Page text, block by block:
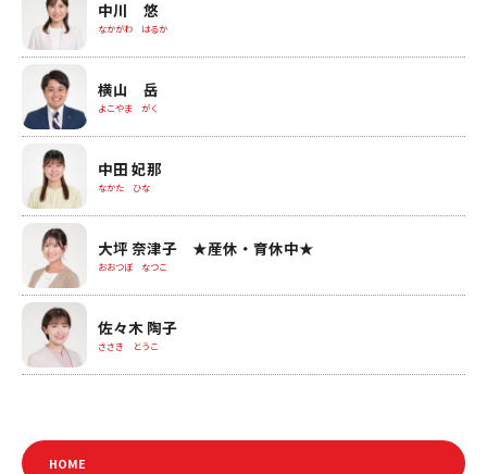
中川 悠
なかがわ はるか
横山 岳
よこやま がく
中田 妃那
なかた ひな
大坪 奈津子 ★産休・育休中★
おおつぼ なつこ
佐々木 陶子
ささき とうこ
HOME